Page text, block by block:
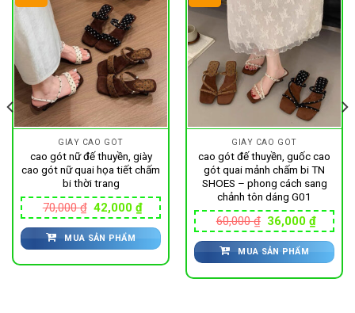
GIÀY CAO GÓT
cao gót nữ đế thuyền, giày
cao gót nữ quai họa tiết chấm
bi thời trang
70,000₫ Giá
gốc
là:
70,000 ₫.
42,000₫Giá
hiện
tại
42,000 ₫.
MUA SẢN PHẨM
GIÀY CAO GÓT
cao gót đế thuyền, guốc cao
gót quai mảnh chấm bi TN
SHOES – phong cách sang
chảnh tôn dáng G01
60,000₫ Giá
gốc
là:
60,000 ₫.
36,000₫Giá
hiện
tại
MUA SẢN PHẨM
₫.